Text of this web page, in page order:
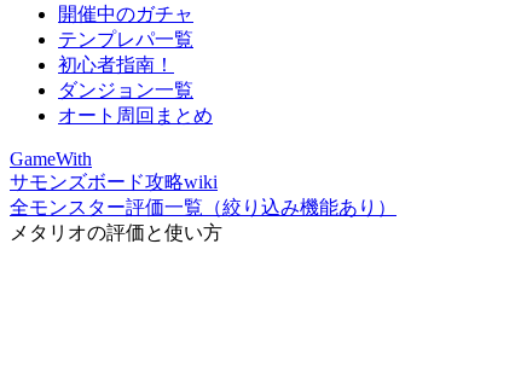
開催中のガチャ
テンプレパ一覧
初心者指南！
ダンジョン一覧
オート周回まとめ
GameWith
サモンズボード攻略wiki
全モンスター評価一覧（絞り込み機能あり）
メタリオの評価と使い方